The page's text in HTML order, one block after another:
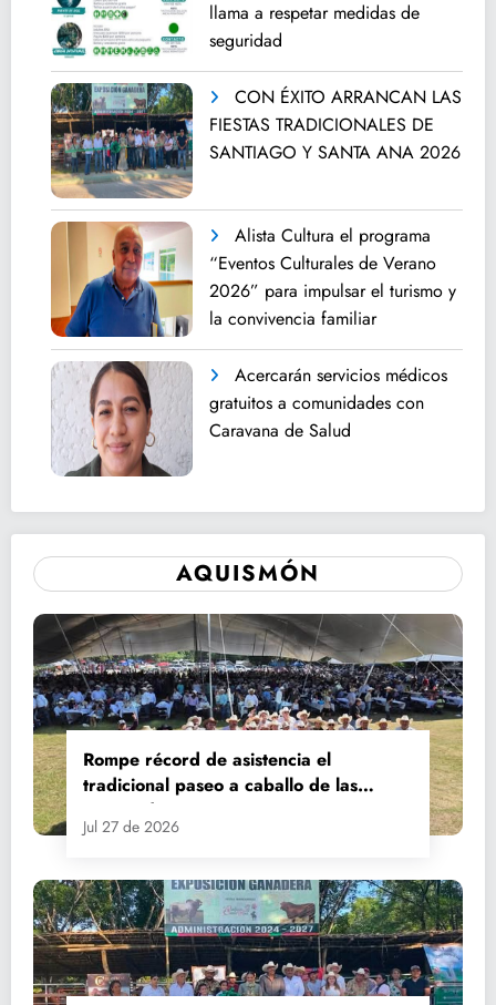
llama a respetar medidas de
seguridad
CON ÉXITO ARRANCAN LAS
FIESTAS TRADICIONALES DE
SANTIAGO Y SANTA ANA 2026
Alista Cultura el programa
“Eventos Culturales de Verano
2026” para impulsar el turismo y
la convivencia familiar
Acercarán servicios médicos
gratuitos a comunidades con
Caravana de Salud
AQUISMÓN
Rompe récord de asistencia el
tradicional paseo a caballo de las
Fiestas de Santiago y Santa Ana
Jul 27 de 2026